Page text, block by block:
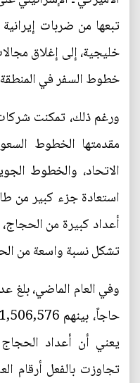
تبعها من ضربات
خليجية، إلى إغلاق
خطوط السفر في
ورغم ذلك، تمكنت
مقدمتها الخطوط
الاتحاد، والخطوط
استعادة جزء كبير من
أعداد كبيرة من
تشكل نسبة واسعة من
يعني أن أعداد
تجاوزت بالفعل أرقام